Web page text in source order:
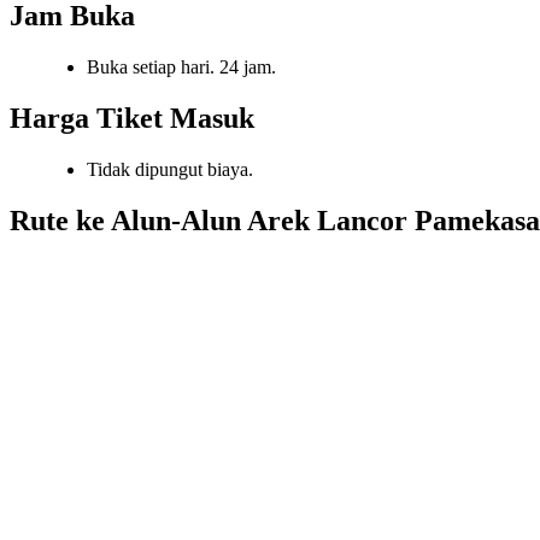
Jam Buka
Buka setiap hari. 24 jam.
Harga Tiket Masuk
Tidak dipungut biaya.
Rute ke Alun-Alun Arek Lancor